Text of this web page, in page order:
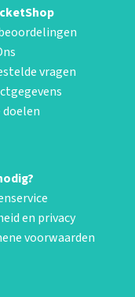
vragen
doelen
en privacy
voorwaarden